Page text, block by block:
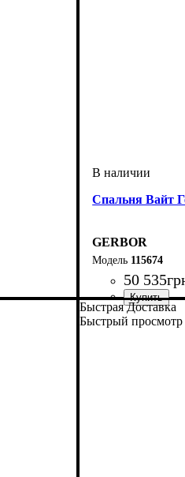
Спальня Вайт
GERBOR
115674
50 535
Быстрая Доставка
Быстрый просмотр